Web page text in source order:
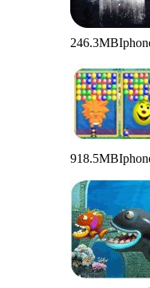
246.3MB
918.5MB